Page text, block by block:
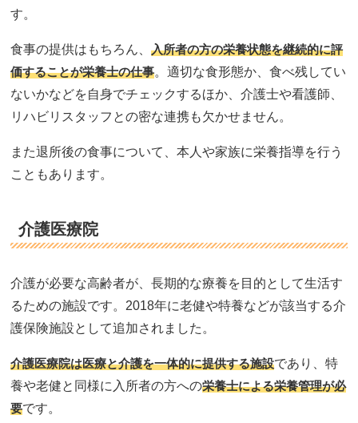
す。
食事の提供はもちろん、入所者の方の栄養状態を継続的に評
価することが栄養士の仕事。適切な食形態か、食べ残してい
ないかなどを自身でチェックするほか、介護士や看護師、
リハビリスタッフとの密な連携も欠かせません。
また退所後の食事について、本人や家族に栄養指導を行う
こともあります。
介護医療院
介護が必要な高齢者が、長期的な療養を目的として生活す
るための施設です。2018年に老健や特養などが該当する介
護保険施設として追加されました。
介護医療院は医療と介護を一体的に提供する施設であり、特
養や老健と同様に入所者の方への栄養士による栄養管理が必
要です。